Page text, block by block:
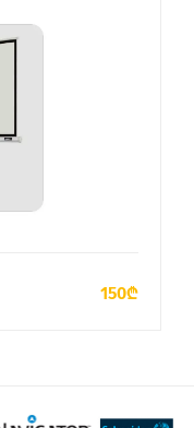
150₾